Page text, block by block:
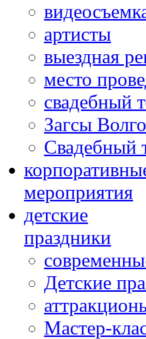
артисты
выездная
место
свадебный
Загсы
Свадебный
мероприятия
детские
праздники
Детские
Мастер-